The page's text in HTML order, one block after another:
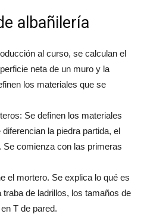
albañilería
al curso, se calculan el
neta de un muro y la
los materiales que se
Se definen los materiales
la piedra partida, el
comienza con las primeras
el mortero. Se explica lo qué es
traba de ladrillos, los tamaños de
T de pared.